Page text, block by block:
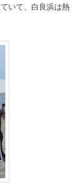
いて、白良浜は熱